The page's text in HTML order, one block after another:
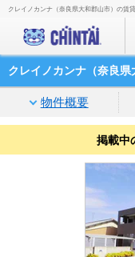
クレイノカンナ（奈良県大和郡山市）の賃
クレイノカンナ（奈良
物件概要
掲載中